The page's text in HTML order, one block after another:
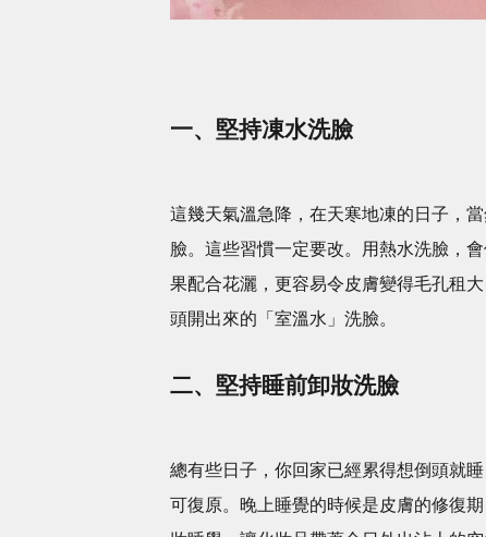
一、堅持凍水洗臉
這幾天氣溫急降，在天寒地凍的日子，
臉。這些習慣一定要改。用熱水洗臉，
果配合花灑，更容易令皮膚變得毛孔租
頭開出來的「室溫水」洗臉。
二、堅持睡前卸妝洗臉
總有些日子，你回家已經累得想倒頭就
可復原。晚上睡覺的時候是皮膚的修復